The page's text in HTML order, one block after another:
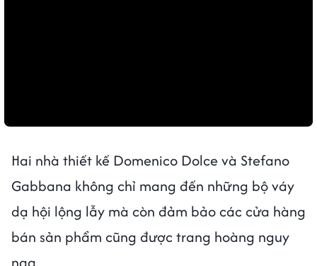
Hai nhà thiết kế Domenico Dolce và Stefano
Gabbana không chỉ mang đến những bộ váy
dạ hội lộng lẫy mà còn đảm bảo các cửa hàng
bán sản phẩm cũng được trang hoàng nguy
nga.